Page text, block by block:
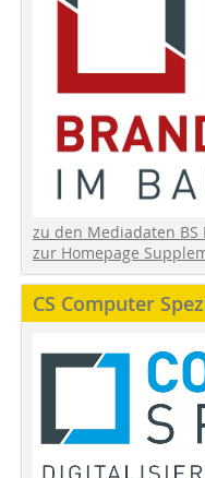
zu den Mediadaten BS
zur Homepage
CS Computer